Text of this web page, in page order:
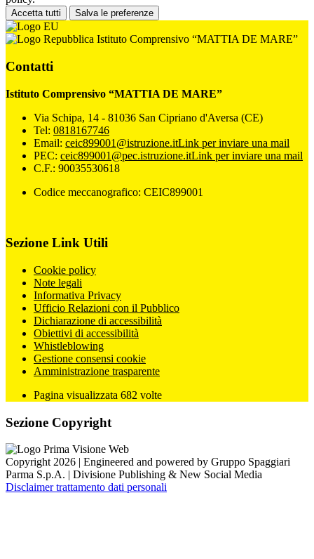
Accetta tutti Salva le preferenze
Istituto Comprensivo “MATTIA DE MARE”
Contatti
Istituto Comprensivo “MATTIA DE MARE”
Via Schipa, 14 - 81036 San Cipriano d'Aversa (CE)
Tel: 0818167746
Email: ceic899001@istruzione.itLink per inviare una mail
PEC: ceic899001@pec.istruzione.itLink per inviare una mail
C.F.: 90035530618
Codice meccanografico: CEIC899001
Sezione Link Utili
Cookie policy
Note legali
Informativa Privacy
Ufficio Relazioni con il Pubblico
Dichiarazione di accessibilità
Obiettivi di accessibilità
Whistleblowing
Gestione consensi cookie
Amministrazione trasparente
Pagina visualizzata 682 volte
Sezione Copyright
Copyright 2026 | Engineered and powered by Gruppo Spaggiari
Parma S.p.A. | Divisione Publishing & New Social Media
Disclaimer trattamento dati personali